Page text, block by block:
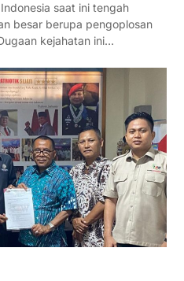
saat ini tengah
besar berupa pengoplosan
kejahatan ini…